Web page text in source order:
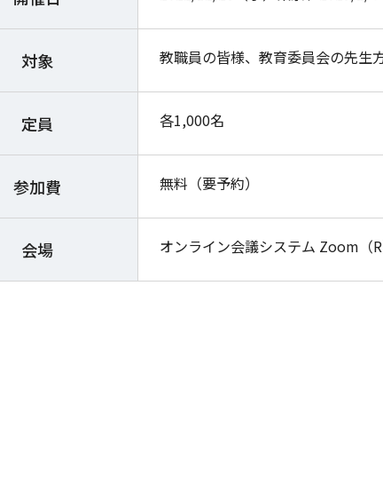
対象 教職員の皆様、教育委員会の先生
定員 各1,000名
参加費 無料（要予約）
会場 オンライン会議システム Zoom（